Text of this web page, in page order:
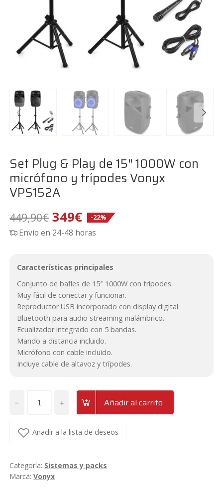
Set Plug & Play de 15″ 1000W con
micrófono y trípodes Vonyx
VPS152A
449,90€ El
precio
era:
449,90€.
349€El
precio
es:
349€.
-22%
Envío en 24-48 horas
Características principales
Conjunto de bafles de 15″ 1000W con trípodes.
Muy fácil de conectar y funcionar.
Reproductor USB incorporado con display digital.
Bluetooth para audio streaming inalámbrico.
Ecualizador integrado con 5 bandas.
Mando a distancia incluido.
Micrófono con cable incluido.
Incluye cable de altavoz y trípodes.
−
15"
1000W
+ Añadir al carrito
Añadir a la lista de deseos
Categoría: Sistemas y packs
Marca:Vonyx